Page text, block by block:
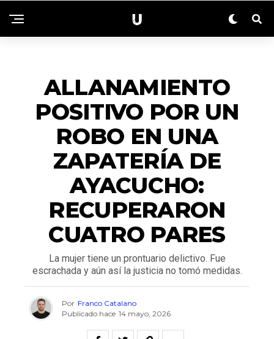
ALLANAMIENTO
POSITIVO POR UN
ROBO EN UNA
ZAPATERÍA DE
AYACUCHO:
RECUPERARON
CUATRO PARES
La mujer tiene un prontuario delictivo. Fue
escrachada y aún así la justicia no tomó medidas.
Por Franco Catalano
Publicado hace 14 mayo, 2026